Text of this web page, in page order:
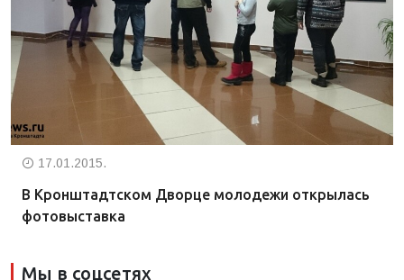
17.01.2015.
В Кронштадтском Дворце молодежи открылась
фотовыставка
Мы в соцсетях